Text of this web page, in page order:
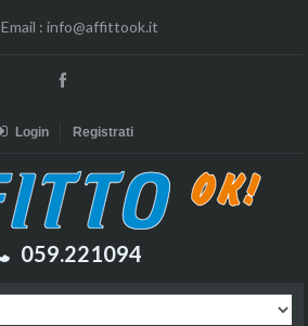
Email : info@affittook.it
Login Registrati
059.221094